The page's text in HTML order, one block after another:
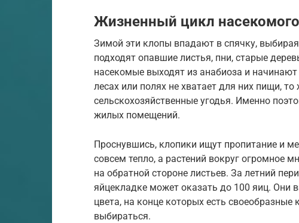
Жизненный цикл
Зимой эти клопы впадают в спячку,
подходят опавшие листья, пни, старые
насекомые выходят из анабиоза и
лесах или полях не хватает для них пищи,
сельскохозяйственные угодья. Именно
жилых помещений.
Проснувшись, клопики ищут пропитание и
совсем тепло, а растений вокруг огромное
на обратной стороне листьев. За летний
яйцекладке может оказать до 100 яиц. Они
цвета, на конце которых есть
выбираться.